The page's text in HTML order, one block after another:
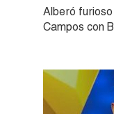
Alberó
Campos con